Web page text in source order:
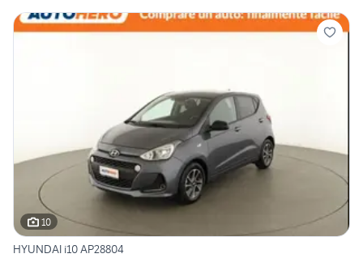
10
HYUNDAI i10 AP28804